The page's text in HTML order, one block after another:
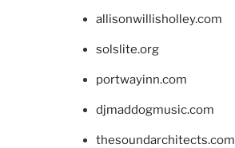
allisonwillisholley.com
solslite.org
portwayinn.com
djmaddogmusic.com
thesoundarchitects.com